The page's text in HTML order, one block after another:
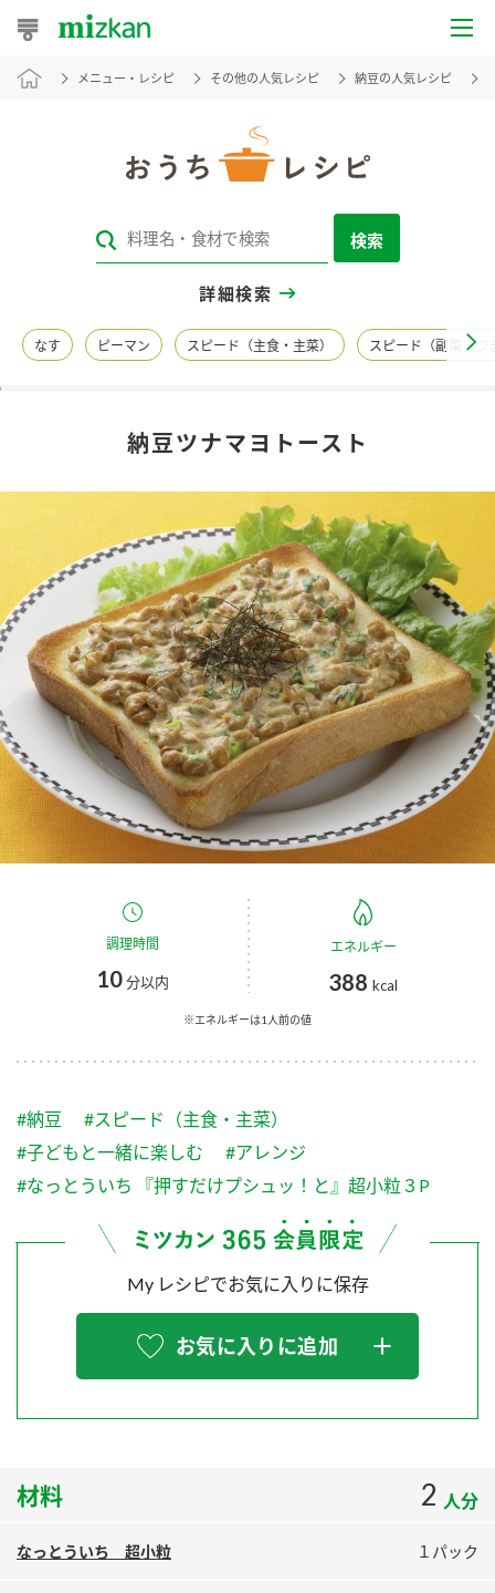
おうちレシピ
レシピカテゴリ一覧
レシピ名特集
商品情報
酢 調味酢
お酢ドリンク ぽん酢
みりん風・料理酒 鍋用調味料
たれ
スープ 中華
ふりかけ
Fibee
新商品一覧
キャンペーン情報
ブランド・スペシャルサイト
ブランド・スペシャルサイト トップ
商品ブランドサイト
Fibee（ファイビー）
くらしプラ酢
お酢ドリンク
つゆ
納豆のサイト
PIN印
三ツ判山吹
スペシャルサイト
お酢を知ろう！
すしラボ
ぽん酢サワー
鍋奉行マニュアル
ミツカンのCM
企業情報
国内事業概要
企業理念
ミツカンの歴史
ミツカンを知る
環境への取り組み
ZENB initiative
各部門が大切にしていること
キッザニア東京「ぽん酢工房」
お客様相談センター
お客様の声をいかしました
販売終了製品のご案内
よくあるご質問
地図から取り扱い店舗を探す
メニュー・レシピ その他の人気レシピ 納豆の人気レシピ
検索
詳細検索
なす ピーマン スピード（主食・主菜） スピード（副菜・つ
納豆ツナマヨトースト
調理時間
10分以内
エネルギー
388 kcal
※エネルギーは1人前の値
#納豆
#スピード（主食・主菜）
#子どもと一緒に楽しむ
#アレンジ
#なっとういち 『押すだけプシュッ！と』超小粒３P
My レシピでお気に入りに保存
お気に入りに追加
材料 2 人分
なっとういち 超小粒 １パック